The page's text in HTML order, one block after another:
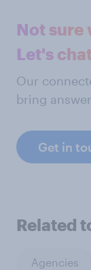
Not sure
Let's
Our
bring
Get in
Related
Agencies